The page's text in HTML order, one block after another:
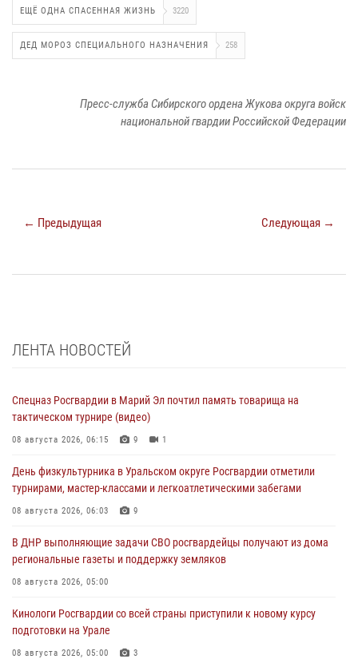
ЕЩЁ ОДНА СПАСЕННАЯ ЖИЗНЬ 3220
ДЕД МОРОЗ СПЕЦИАЛЬНОГО НАЗНАЧЕНИЯ 258
Пресс-служба Сибирского ордена Жукова округа войск
национальной гвардии Российской Федерации
← Предыдущая Следующая →
ЛЕНТА НОВОСТЕЙ
Спецназ Росгвардии в Марий Эл почтил память товарища на
тактическом турнире (видео)
08 августа 2026, 06:15 9 1
День физкультурника в Уральском округе Росгвардии отметили
турнирами, мастер-классами и легкоатлетическими забегами
08 августа 2026, 06:03 9
В ДНР выполняющие задачи СВО росгвардейцы получают из дома
региональные газеты и поддержку земляков
08 августа 2026, 05:00
Кинологи Росгвардии со всей страны приступили к новому курсу
подготовки на Урале
08 августа 2026, 05:00 3